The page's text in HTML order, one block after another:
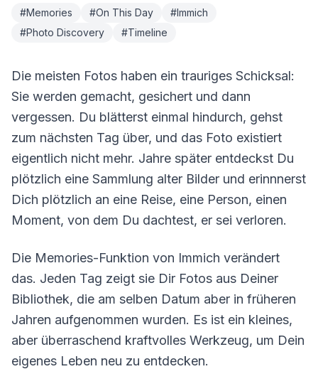
#Memories #On This Day
#Immich
#Photo Discovery
#Timeline
Die meisten Fotos haben ein trauriges Schicksal:
Sie werden gemacht, gesichert und dann
vergessen. Du blätterst einmal hindurch, gehst
zum nächsten Tag über, und das Foto existiert
eigentlich nicht mehr. Jahre später entdeckst Du
plötzlich eine Sammlung alter Bilder und erinnnerst
Dich plötzlich an eine Reise, eine Person, einen
Moment, von dem Du dachtest, er sei verloren.
Die Memories-Funktion von Immich verändert
das. Jeden Tag zeigt sie Dir Fotos aus Deiner
Bibliothek, die am selben Datum aber in früheren
Jahren aufgenommen wurden. Es ist ein kleines,
aber überraschend kraftvolles Werkzeug, um Dein
eigenes Leben neu zu entdecken.